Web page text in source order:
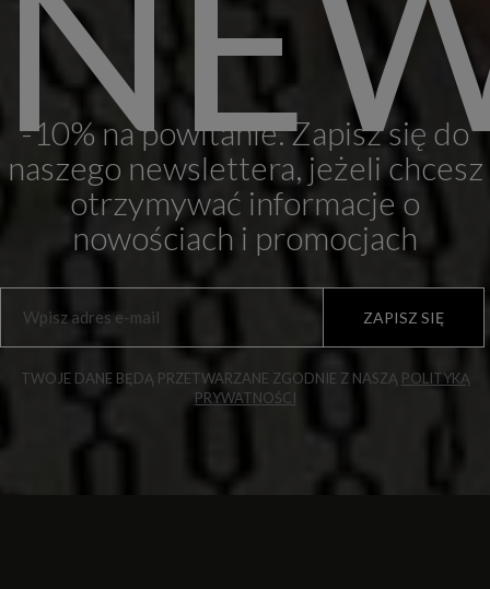
-10% na powitanie. Zapisz się do
naszego newslettera, jeżeli chcesz
otrzymywać informacje o
nowościach i promocjach
ZAPISZ SIĘ
TWOJE DANE BĘDĄ PRZETWARZANE ZGODNIE Z NASZĄ POLITYKĄ
PRYWATNOŚCI